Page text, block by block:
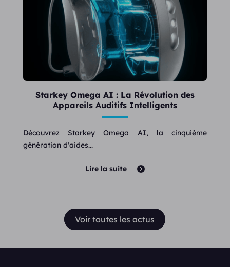
Starkey Omega AI : La Révolution des
Appareils Auditifs Intelligents
Découvrez Starkey Omega AI, la cinquième
génération d'aides...
Lire la suite
Voir toutes les actus